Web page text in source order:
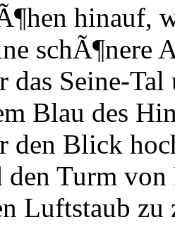
hinauf,
schÃ¶nere
das Seine-
Blau des
den Blick
Turm
Luftstaub zu